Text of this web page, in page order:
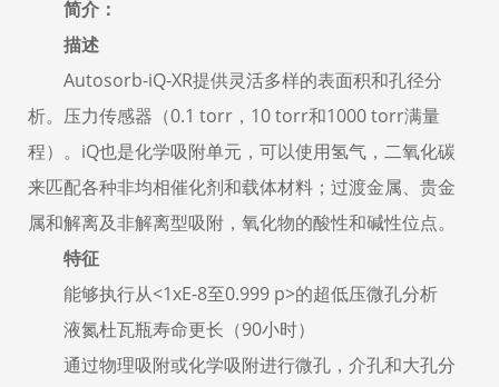
简介：
描述
Autosorb-iQ-XR提供灵活多样的表面积和孔径分
析。压力传感器（0.1 torr，10 torr和1000 torr满量
程）。iQ也是化学吸附单元，可以使用氢气，二氧化碳
来匹配各种非均相催化剂和载体材料；过渡金属、贵金
属和解离及非解离型吸附，氧化物的酸性和碱性位点。
特征
能够执行从<1xE-8至0.999 p>的超低压微孔分析
液氮杜瓦瓶寿命更长（90小时）
通过物理吸附或化学吸附进行微孔，介孔和大孔分